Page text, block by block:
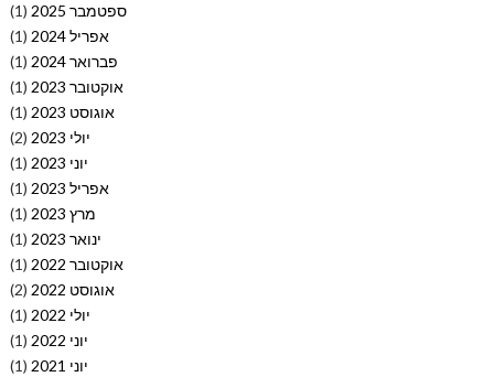
ספטמבר 2025
(1)
אפריל 2024
(1)
פברואר 2024
(1)
אוקטובר 2023
(1)
אוגוסט 2023
(1)
יולי 2023
(2)
יוני 2023
(1)
אפריל 2023
(1)
מרץ 2023
(1)
ינואר 2023
(1)
אוקטובר 2022
(1)
אוגוסט 2022
(2)
יולי 2022
(1)
יוני 2022
(1)
יוני 2021
(1)